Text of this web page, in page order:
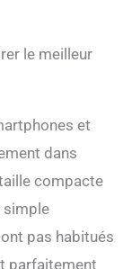
des
vos
de
et
qui
le meilleur
et
dans
compacte
simple
pas habitués
parfaitement